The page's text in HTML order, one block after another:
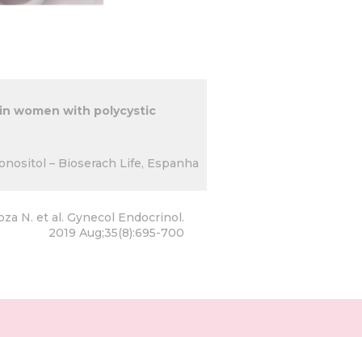
women with polycystic
– Bioserach Life, Espanha
N. et al. Gynecol Endocrinol.
2019 Aug;35(8):695-700